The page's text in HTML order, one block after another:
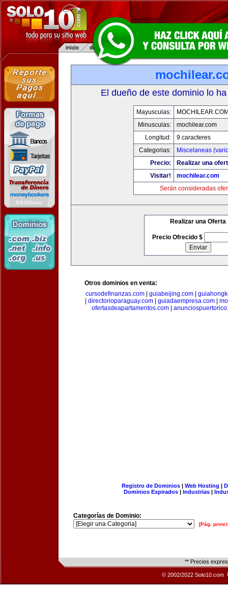
El dueño de este dominio lo
Mayusculas:
Minusculas:
mochilear.com
Longitud:
9 caracteres
Categorias:
Miscelaneas
Precio:
Realizar una
Visitar!
mochilear.com
Serán consideradas
Realizar una Oferta
Precio Ofrecido $
Otros dominios en venta:
cursodefinanzas.com| guiabeijing.com|
directorioparaguay.com| guiadaempresa.com|
ofertasdeapartamentos.com
Registro de Dominios| Web Hosting |
Dominios Expirados | Industrias |
Categorías de Dominio:
[Pág.
** Precios
© 2002/2022 Solo10.com